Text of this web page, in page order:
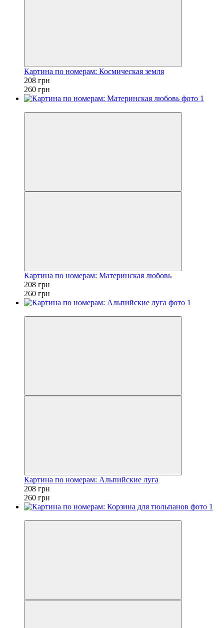
Картина по номерам: Космическая земля
208 грн
260 грн
Картина по номерам: Материнская любовь
208 грн
260 грн
Картина по номерам: Альпийские луга
208 грн
260 грн